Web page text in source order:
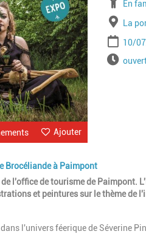
Ajouter
En
Lieu
La
Date
10/
Horaires
Brocéliande à Paimpont
l'office de tourisme de Paimpont.
et peintures sur le thème de
l'univers féerique de Séverine